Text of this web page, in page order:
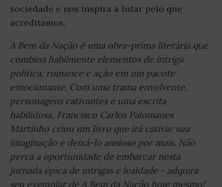
sociedade e nos inspira a lutar pelo que
acreditamos.
A Bem da Nação é uma obra-prima literária que
combina habilmente elementos de intriga
política, romance e ação em um pacote
emocionante. Com uma trama envolvente,
personagens cativantes e uma escrita
habilidosa, Francisco Carlos Palomanes
Martinho criou um livro que irá cativar sua
imaginação e deixá-lo ansioso por mais. Não
perca a oportunidade de embarcar nesta
jornada épica de intrigas e lealdade - adquira
seu exemplar de A Bem da Nação hoje mesmo!